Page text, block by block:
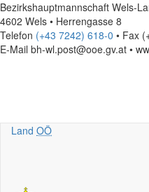
Bezirkshauptmannschaft Wels-
4602 Wels • Herrengasse 8
Telefon (+43 7242) 618-0 • Fax
E-Mail bh-wl.post@ooe.gv.at •
Land OÖ